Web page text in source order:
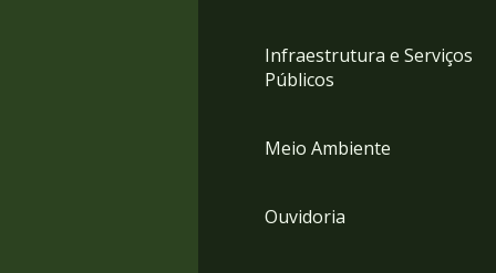
Infraestrutura e Serviços
Públicos
Meio Ambiente
Ouvidoria